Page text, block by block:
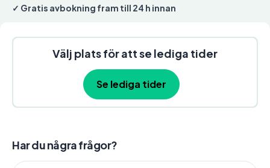
✓ Gratis avbokning fram till 24 h innan
Välj plats för att se lediga tider
Se lediga tider
Har du några frågor?